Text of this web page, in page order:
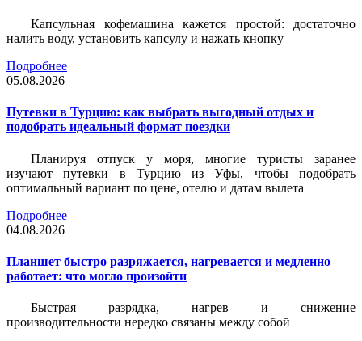
Капсульная кофемашина кажется простой: достаточно
налить воду, установить капсулу и нажать кнопку
Подробнее
05.08.2026
Путевки в Турцию: как выбрать выгодный отдых и
подобрать идеальный формат поездки
Планируя отпуск у моря, многие туристы заранее
изучают путевки в Турцию из Уфы, чтобы подобрать
оптимальный вариант по цене, отелю и датам вылета
Подробнее
04.08.2026
Планшет быстро разряжается, нагревается и медленно
работает: что могло произойти
Быстрая разрядка, нагрев и снижение
производительности нередко связаны между собой